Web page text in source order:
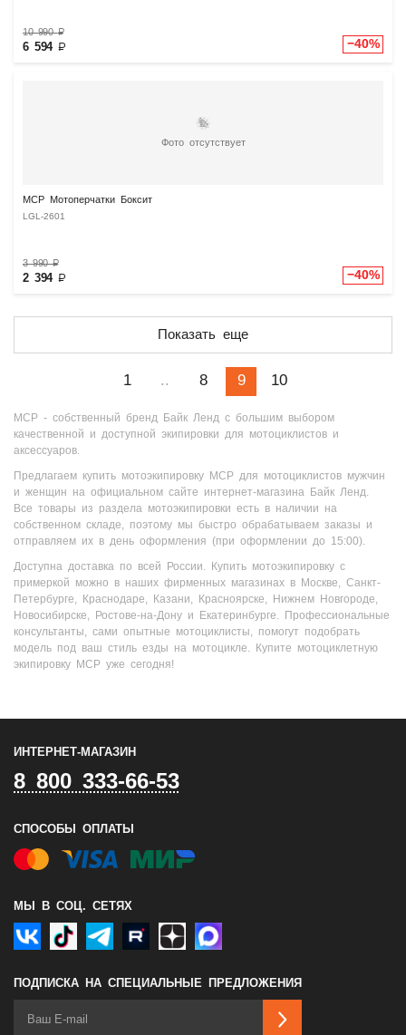
10 990₽
6 594 ₽ −40%
Фото отсутствует
MCP Мотоперчатки Боксит
LGL-2601
3 990₽
2 394 ₽ −40%
Показать еще
1 .. 8 9 10
MCP - cобственный бренд Байк Ленд с большим выбором
качественной и доступной экипировки для мотоциклистов и
аксессуаров.
Предлагаем купить мотоэкипировку MCP для мотоциклистов мужчин
и женщин на официальном сайте интернет-магазина Байк Ленд.
Все товары из раздела мотоэкипировки есть в наличии на
собственном складе, поэтому мы быстро обрабатываем заказы и
отправляем их в день оформления (при оформлении до 15:00).
Доступна доставка по всей России. Купить мотоэкипировку с
примеркой можно в наших фирменных магазинах в Москве, Санкт-
Петербурге, Краснодаре, Казани, Красноярске, Нижнем Новгороде,
Новосибирске, Ростове-на-Дону и Екатеринбурге. Профессиональные
консультанты, сами опытные мотоциклисты, помогут подобрать
модель под ваш стиль езды на мотоцикле. Купите мотоциклетную
экипировку MCP уже сегодня!
ИНТЕРНЕТ-МАГАЗИН
8 800 333-66-53
СПОСОБЫ ОПЛАТЫ
МЫ В СОЦ. СЕТЯХ
ПОДПИСКА НА СПЕЦИАЛЬНЫЕ ПРЕДЛОЖЕНИЯ